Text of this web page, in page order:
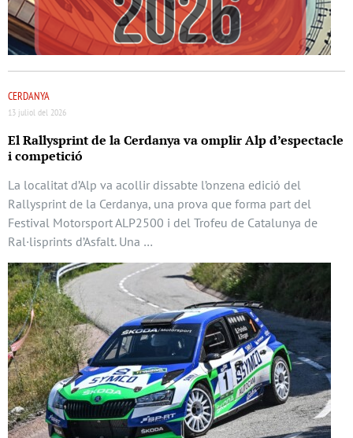
CERDANYA
13 juliol del 2026
El Rallysprint de la Cerdanya va omplir Alp d’espectacle
i competició
La localitat d’Alp va acollir dissabte l’onzena edició del
Rallysprint de la Cerdanya, una prova que forma part del
Festival Motorsport ALP2500 i del Trofeu de Catalunya de
Ral·lisprints d’Asfalt. Una …